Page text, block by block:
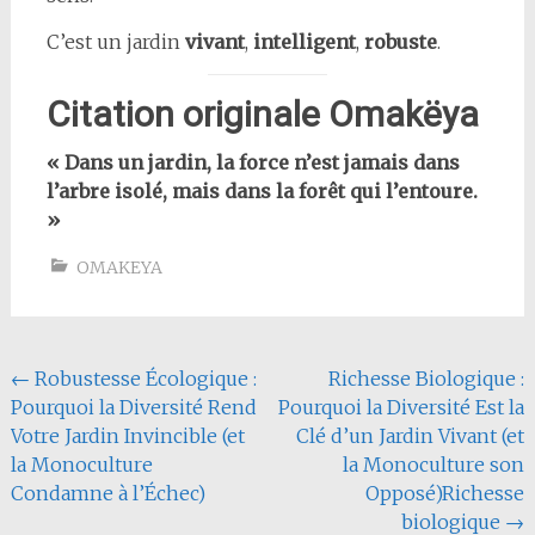
C’est un jardin vivant, intelligent, robuste.
Citation originale Omakëya
« Dans un jardin, la force n’est jamais dans
l’arbre isolé, mais dans la forêt qui l’entoure.
»
OMAKEYA
Navigation
de
l'article
← Robustesse Écologique :
Pourquoi la Diversité Rend
Votre Jardin Invincible (et
la Monoculture
Condamne à l’Échec)
Richesse Biologique :
Pourquoi la Diversité Est la
Clé d’un Jardin Vivant (et
la Monoculture son
Opposé)Richesse
biologique →